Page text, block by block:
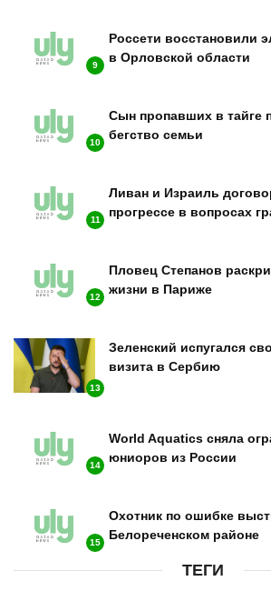
9
Россети восстановили
в Орловской области
10
Сын пропавших в тайге
бегство семьи
11
Ливан и Израиль
прогрессе в вопросах
12
Пловец Степанов
жизни в Париже
13
Зеленский испугался
визита в Сербию
14
World Aquatics сняла
юниоров из России
15
Охотник по ошибке
Белореченском районе
ТЕГИ